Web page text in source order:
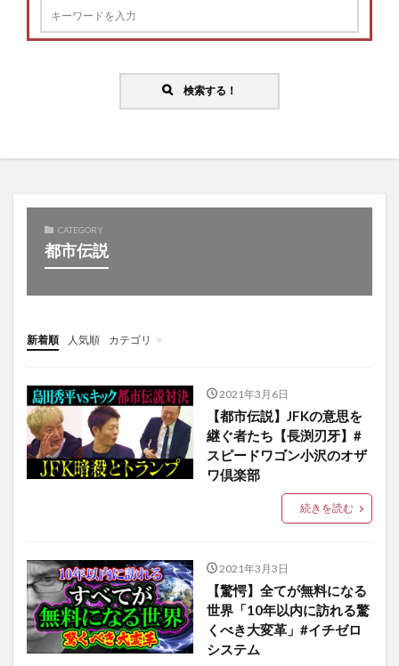
検索する！
CATEGORY
都市伝説
新着順 人気順
カテゴリ
バラエティ
教育
趣味
音楽
ダイエット
美容
2021年3月6日
【都市伝説】JFKの意思を
継ぐ者たち【長渕刃牙】#
スピードワゴン小沢のオザ
ワ倶楽部
続きを読む
2021年3月3日
【驚愕】全てが無料になる
世界「10年以内に訪れる驚
くべき大変革」#イチゼロ
システム